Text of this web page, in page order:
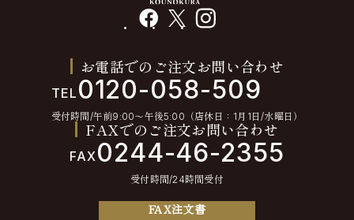
facebook instagram
お電話でのご注文お問い合わせ
TEL 0120-058-509
受付時間/午前9:00〜午後5:00（店休日：1月1日/水曜日）
FAXでのご注文お問い合わせ
FAX0244-46-2355
受付時間/24時間受付
FAX注文書